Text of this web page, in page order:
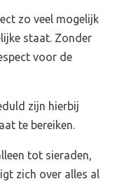
zo veel mogelijk
staat. Zonder
voor de
zijn hierbij
te bereiken.
tot sieraden,
zich over alles al